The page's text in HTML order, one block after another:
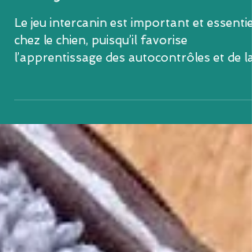
s’ils jouent de la bon
Le jeu intercanin est important et essentiel
chez le chien, puisqu’il favorise
politesse,...